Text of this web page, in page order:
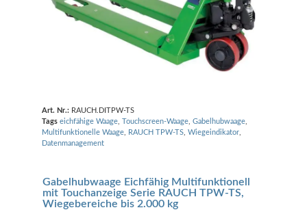
Art. Nr.: RAUCH.DITPW-TS
Tags eichfähige Waage, Touchscreen-Waage, Gabelhubwaage,
Multifunktionelle Waage, RAUCH TPW-TS, Wiegeindikator,
Datenmanagement
Gabelhubwaage Eichfähig Multifunktionell
mit Touchanzeige Serie RAUCH TPW-TS,
Wiegebereiche bis 2.000 kg